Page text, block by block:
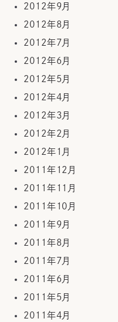
2012年9月
2012年8月
2012年7月
2012年6月
2012年5月
2012年4月
2012年3月
2012年2月
2012年1月
2011年12月
2011年11月
2011年10月
2011年9月
2011年8月
2011年7月
2011年6月
2011年5月
2011年4月